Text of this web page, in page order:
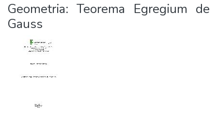
Geometria: Teorema Egregium de
Gauss